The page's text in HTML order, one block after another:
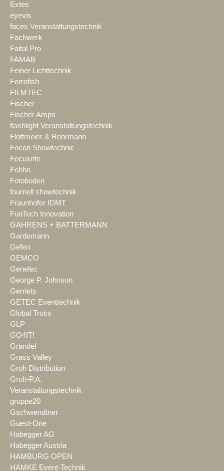
Extes
eyevis
faces Veranstaltungstechnik
Fachwerk
Faital Pro
FAMAB
Feiner Lichttechnik
Ferrofish
FILMTEC
Fischer
Fischer Amps
flashlight Veranstaltungstechnik
Flottmeier & Rehrmann
Focon Showtechnic
Focusrite
Fohhn
Fotoboden
fournell showtechnik
Fraunhofer IDMT
FunTech Innovation
GAHRENS + BATTERMANN
Gardemann
Gefen
GEMCO
Genelec
George P. Johnson
Gerriets
GETEC Eventtechnik
Global Truss
GLP
GO4IT!
Grandel
Grass Valley
Groh Distribution
Groh-P.A.
Veranstaltungstechnik
gruppe20
Gschwendtner
Guest-One
Habegger AG
Habegger Austria
HAMBURG OPEN
HAMKE Event-Technik